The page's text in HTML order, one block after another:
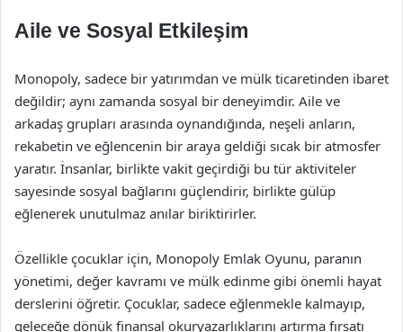
Aile ve Sosyal Etkileşim
Monopoly, sadece bir yatırımdan ve mülk ticaretinden ibaret
değildir; aynı zamanda sosyal bir deneyimdir. Aile ve
arkadaş grupları arasında oynandığında, neşeli anların,
rekabetin ve eğlencenin bir araya geldiği sıcak bir atmosfer
yaratır. İnsanlar, birlikte vakit geçirdiği bu tür aktiviteler
sayesinde sosyal bağlarını güçlendirir, birlikte gülüp
eğlenerek unutulmaz anılar biriktirirler.
Özellikle çocuklar için, Monopoly Emlak Oyunu, paranın
yönetimi, değer kavramı ve mülk edinme gibi önemli hayat
derslerini öğretir. Çocuklar, sadece eğlenmekle kalmayıp,
geleceğe dönük finansal okuryazarlıklarını artırma fırsatı